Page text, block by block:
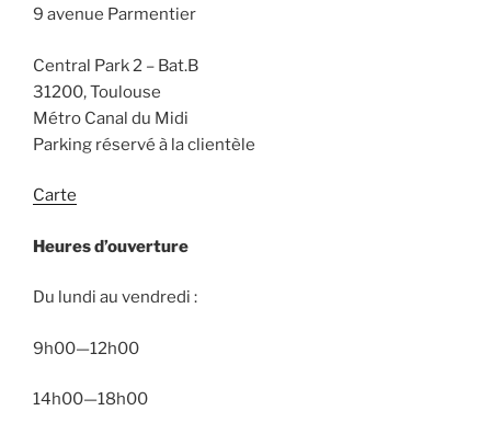
9 avenue Parmentier
Central Park 2 – Bat.B
31200, Toulouse
Métro Canal du Midi
Parking réservé à la clientèle
Carte
Heures d’ouverture
Du lundi au vendredi :
9h00—12h00
14h00—18h00